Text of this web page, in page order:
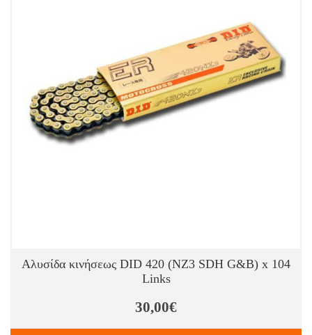
Αλυσίδα κινήσεως DID 420 (NZ3 SDH G&B) x 104
Links
30,00€